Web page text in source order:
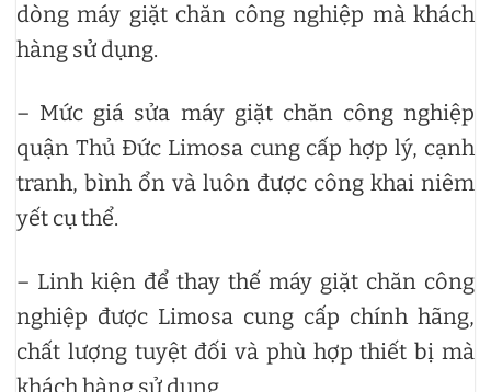
dòng máy giặt chăn công nghiệp mà khách
hàng sử dụng.
– Mức giá sửa máy giặt chăn công nghiệp
quận Thủ Đức Limosa cung cấp hợp lý, cạnh
tranh, bình ổn và luôn được công khai niêm
yết cụ thể.
– Linh kiện để thay thế máy giặt chăn công
nghiệp được Limosa cung cấp chính hãng,
chất lượng tuyệt đối và phù hợp thiết bị mà